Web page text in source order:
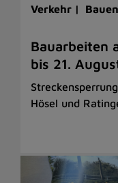
Verkehr | Bauen
Bauarbeiten
bis 21.
Hösel und